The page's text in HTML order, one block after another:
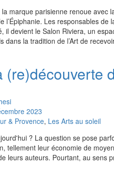
marque parisienne renoue
l’Épiphanie. Les responsables
il devient le Salon Riviera, un
dans la tradition de l’Art de
(re)découverte
embre 2023
& Provence, Les Arts au soleil
? La question se pose
tellement leur économie de
leurs auteurs. Pourtant, au sens